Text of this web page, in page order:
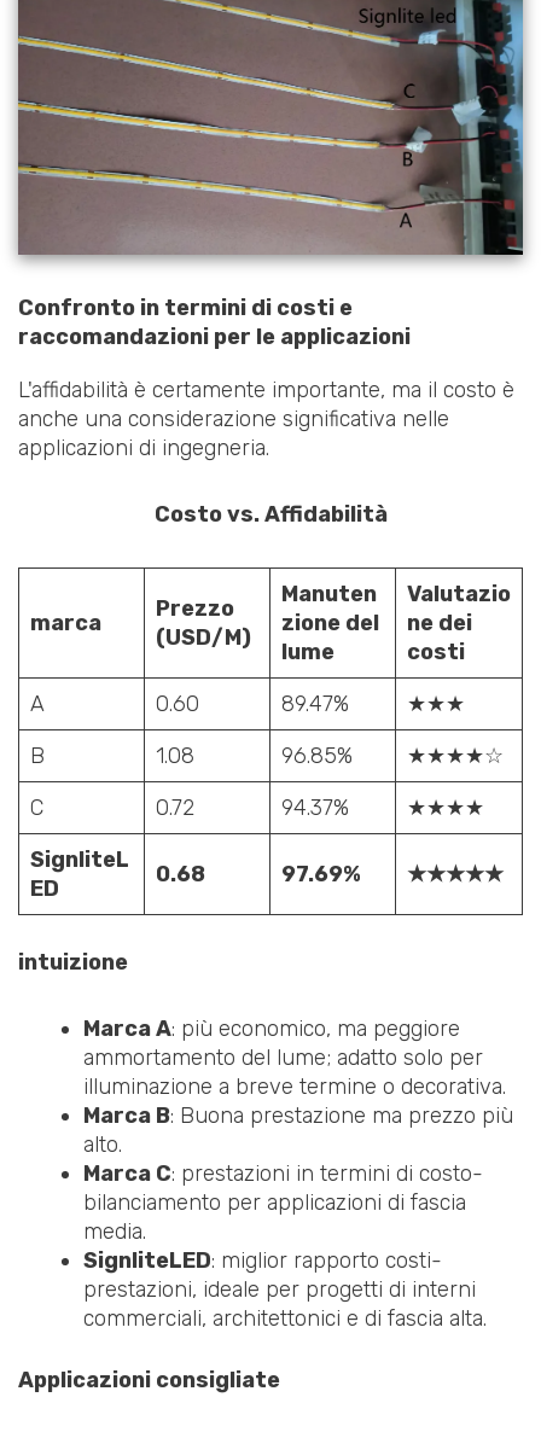
Confronto in termini di costi e
raccomandazioni per le applicazioni
L'affidabilità è certamente importante, ma il costo è
anche una considerazione significativa nelle
applicazioni di ingegneria.
Costo vs. Affidabilità
marca
Prezzo
(USD/M)
Manuten
zione del
lume
Valutazio
ne dei
costi
A
0.60 89.47%
★★★
B
1.08 96.85%
★★★★☆
C
0.72 94.37%
★★★★
SignliteL
ED
0.68 97.69% ★★★★★
intuizione
Marca A: più economico, ma peggiore
ammortamento del lume; adatto solo per
illuminazione a breve termine o decorativa.
Marca B: Buona prestazione ma prezzo più
alto.
Marca C: prestazioni in termini di costo-
bilanciamento per applicazioni di fascia
media.
SignliteLED: miglior rapporto costi-
prestazioni, ideale per progetti di interni
commerciali, architettonici e di fascia alta.
Applicazioni consigliate